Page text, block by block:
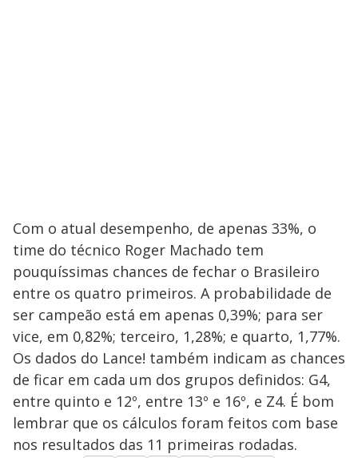
Com o atual desempenho, de apenas 33%, o
time do técnico Roger Machado tem
pouquíssimas chances de fechar o Brasileiro
entre os quatro primeiros. A probabilidade de
ser campeão está em apenas 0,39%; para ser
vice, em 0,82%; terceiro, 1,28%; e quarto, 1,77%.
Os dados do Lance! também indicam as chances
de ficar em cada um dos grupos definidos: G4,
entre quinto e 12º, entre 13º e 16º, e Z4. É bom
lembrar que os cálculos foram feitos com base
nos resultados das 11 primeiras rodadas.